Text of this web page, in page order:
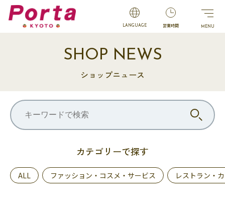
LANGUAGE 営業時間
SHOP NEWS
ショップニュース
カテゴリーで探す
ALL ファッション・コスメ・サービス レストラン・